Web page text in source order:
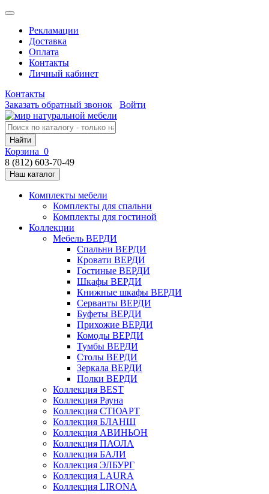
Рекламации
Доставка
Оплата
Контакты
Личный кабинет
Контакты
Заказать обратный звонок
Войти
Найти
Корзина 0
8 (812) 603-70-49
Наш каталог
Комплекты мебели
Комплекты для спальни
Комплекты для гостиной
Коллекции
Мебель ВЕРДИ
Спальни ВЕРДИ
Кровати ВЕРДИ
Гостиные ВЕРДИ
Шкафы ВЕРДИ
Книжные шкафы ВЕРДИ
Серванты ВЕРДИ
Буфеты ВЕРДИ
Прихожие ВЕРДИ
Комоды ВЕРДИ
Тумбы ВЕРДИ
Столы ВЕРДИ
Зеркала ВЕРДИ
Полки ВЕРДИ
Коллекция BEST
Коллекция Рауна
Коллекция СТЮАРТ
Коллекция БЛАНШ
Коллекция АВИНЬОН
Коллекция ПАОЛА
Коллекция БАЛИ
Коллекция ЭЛБУРГ
Коллекция LAURA
Коллекция LIRONA